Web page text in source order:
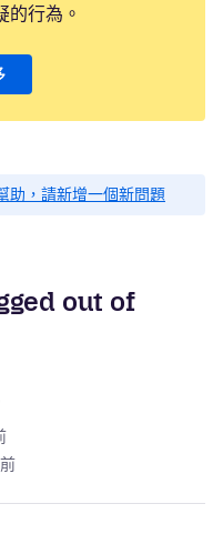
的行為。
助，請新增一個新問題
out of